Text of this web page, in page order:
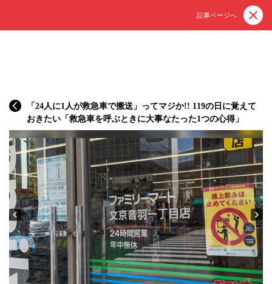
記事ページへ
「24人に1人が救急車で搬送」ってマジか!! 119の日に覚えて
おきたい「救急車を呼ぶときに大事なたった1つの心得」